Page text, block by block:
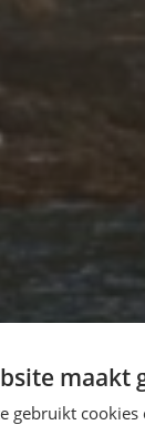
maakt
gebruikt